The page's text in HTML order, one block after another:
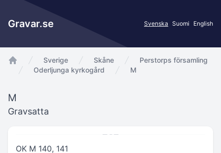
Gravar.se Svenska Suomi English
app.Start
Sverige Skåne
Perstorps församling
Oderljunga kyrkogård
M
M
Gravsatta
OK M 140, 141